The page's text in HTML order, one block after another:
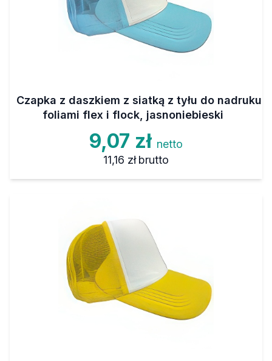
Czapka z daszkiem z siatką z tyłu do nadruku
foliami flex i flock, jasnoniebieski
9,07 zł netto
11,16 zł brutto